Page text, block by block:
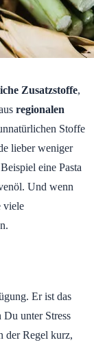
Zusatzstoffe,
regionalen
Stoffe
lieber weniger
eine Pasta
Und wenn
viele
Er ist das
Du unter Stress
der Regel kurz,